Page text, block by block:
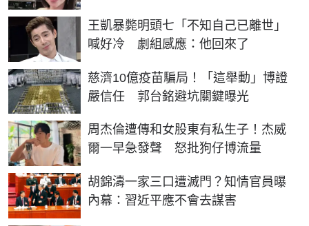
王凱暴斃明頭七「不知自己已離世」
喊好冷 劇組感應：他回來了
慈濟10億疫苗騙局！「這舉動」博證
嚴信任 郭台銘避坑關鍵曝光
周杰倫遭傳和女股東有私生子！杰威
爾一早急發聲 怒批狗仔博流量
胡錦濤一家三口遭滅門？知情官員曝
內幕：習近平應不會去謀害